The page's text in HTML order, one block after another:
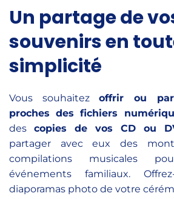
Un partage de
souvenirs en
simplicité
Vous souhaitezoffrir ou
proches des fichiers
des copies de vos CD ou
partager avec eux des
compilations musicales
événements familiaux.
diaporamas photo de votre